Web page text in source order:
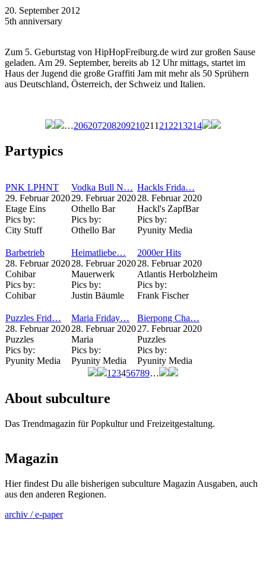
20. September 2012
5th anniversary
Zum 5. Geburtstag von HipHopFreiburg.de wird zur großen Sause
geladen. Am 29. September, bereits ab 12 Uhr mittags, startet im
Haus der Jugend die große Graffiti Jam mit mehr als 50 Sprühern
aus Deutschland, Österreich, der Schweiz und Italien.
…206207208209210211212213214
Partypics
PNK LPHNT
29. Februar 2020
Etage Eins
Pics by:
City Stuff
Vodka Bull N…
29. Februar 2020
Othello Bar
Pics by:
Othello Bar
Hackls Frida…
28. Februar 2020
Hackl's ZapfBar
Pics by:
Pyunity Media
Barbetrieb
28. Februar 2020
Cohibar
Pics by:
Cohibar
Heimatliebe…
28. Februar 2020
Mauerwerk
Pics by:
Justin Bäumle
2000er Hits
28. Februar 2020
Atlantis Herbolzheim
Pics by:
Frank Fischer
Puzzles Frid…
28. Februar 2020
Puzzles
Pics by:
Pyunity Media
Maria Friday…
28. Februar 2020
Maria
Pics by:
Pyunity Media
Bierpong Cha…
27. Februar 2020
Puzzles
Pics by:
Pyunity Media
1 23456789…
About subculture
Das Trendmagazin für Popkultur und Freizeitgestaltung.
Magazin
Hier findest Du alle bisherigen subculture Magazin Ausgaben, auch
aus den anderen Regionen.
archiv / e-paper